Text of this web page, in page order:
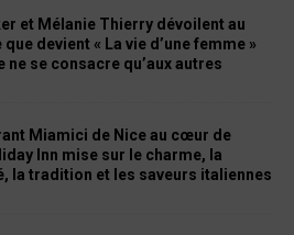
et Mélanie Thierry dévoilent au
devient « La vie d’une femme »
ne se consacre qu’aux autres
Miamici de Nice au cœur de
Inn mise sur le charme, la
la tradition et les saveurs italiennes